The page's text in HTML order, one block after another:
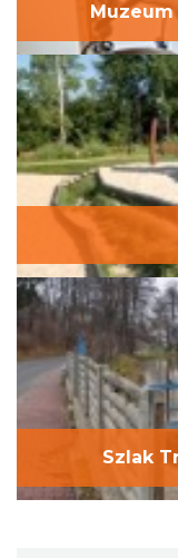
Szlak